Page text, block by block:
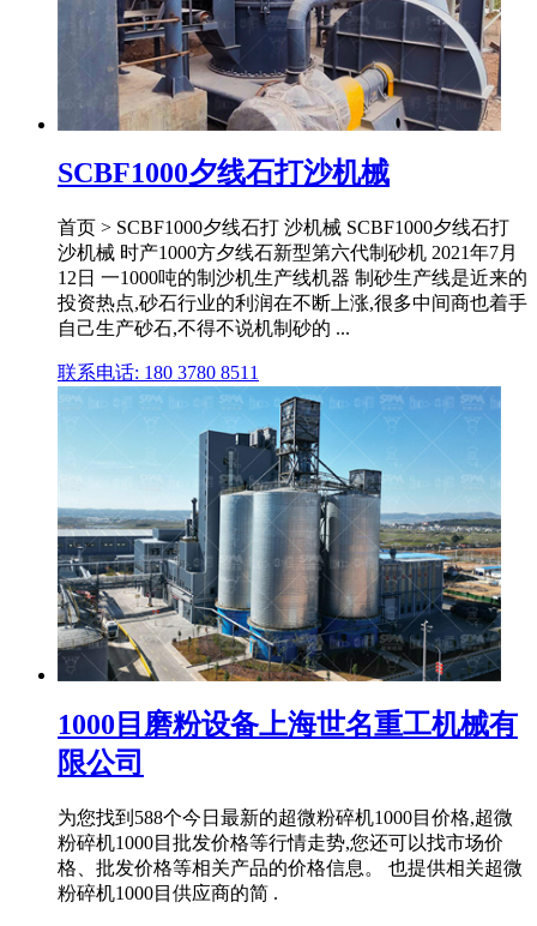
SCBF1000夕线石打沙机械
首页 > SCBF1000夕线石打 沙机械 SCBF1000夕线石打
沙机械 时产1000方夕线石新型第六代制砂机 2021年7月
12日 一1000吨的制沙机生产线机器 制砂生产线是近来的
投资热点,砂石行业的利润在不断上涨,很多中间商也着手
自己生产砂石,不得不说机制砂的 ...
联系电话: 180 3780 8511
1000目磨粉设备上海世名重工机械有
限公司
为您找到588个今日最新的超微粉碎机1000目价格,超微
粉碎机1000目批发价格等行情走势,您还可以找市场价
格、批发价格等相关产品的价格信息。 也提供相关超微
粉碎机1000目供应商的简 .